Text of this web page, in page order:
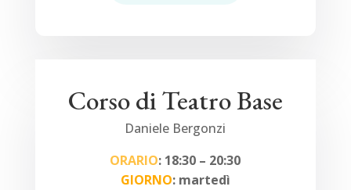
Corso di Teatro Base
Daniele Bergonzi
ORARIO: 18:30 – 20:30
GIORNO: martedì